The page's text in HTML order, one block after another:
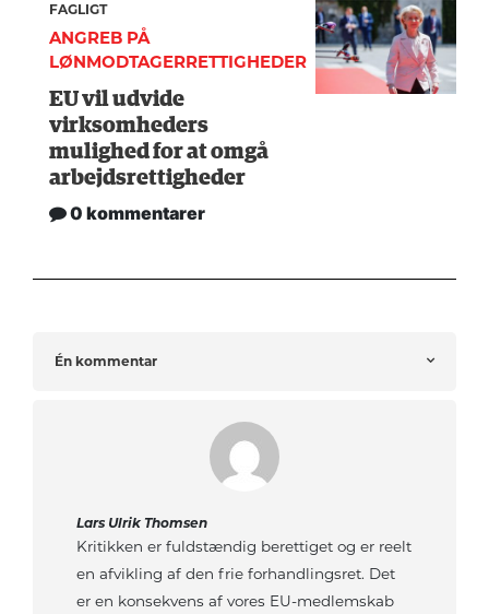
FAGLIGT
ANGREB PÅ
LØNMODTAGERRETTIGHEDER
EU vil udvide
virksomheders
mulighed for at omgå
arbejdsrettigheder
0 kommentarer
Én kommentar
Lars Ulrik Thomsen
Kritikken er fuldstændig berettiget og er reelt
en afvikling af den frie forhandlingsret. Det
er en konsekvens af vores EU-medlemskab